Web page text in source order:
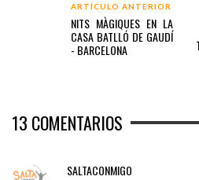
ARTÍCULO ANTERIOR
NITS MÀGIQUES EN LA
CASA BATLLÓ DE GAUDÍ
- BARCELONA
13 COMENTARIOS
SALTACONMIGO